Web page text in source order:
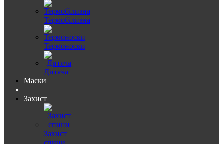
Термобілизна
Термоноски
Дитяча
Маски
Захист
Захист
спини